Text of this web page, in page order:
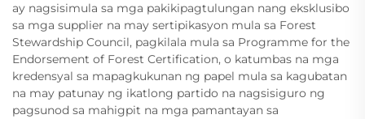
ay nagsisimula sa mga pakikipagtulungan nang eksklusibo
sa mga supplier na may sertipikasyon mula sa Forest
Stewardship Council, pagkilala mula sa Programme for the
Endorsement of Forest Certification, o katumbas na mga
kredensyal sa mapagkukunan ng papel mula sa kagubatan
na may patunay ng ikatlong partido na nagsisiguro ng
pagsunod sa mahigpit na mga pamantayan sa